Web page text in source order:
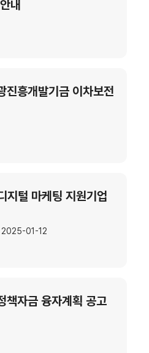
내
흥개발기금 이차보전
지털 마케팅 지원기업
2025-01-12
자금 융자계획 공고